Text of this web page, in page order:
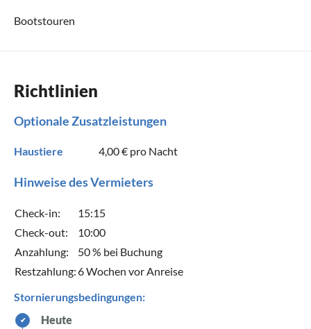
Bootstouren
Richtlinien
Optionale Zusatzleistungen
Haustiere 4,00 € pro Nacht
Hinweise des Vermieters
Check-in:
15:15
Check-out:
10:00
Anzahlung:
50 % bei Buchung
Restzahlung:6 Wochen vor Anreise
Stornierungsbedingungen:
✔ Heute